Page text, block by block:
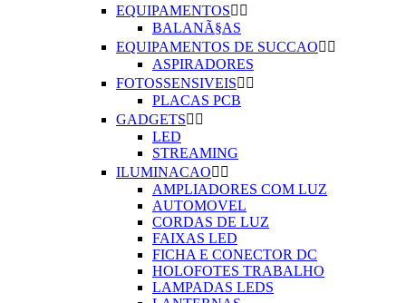
EQUIPAMENTOS 
BALANÃ§AS
EQUIPAMENTOS DE SUCCAO 
ASPIRADORES
FOTOSSENSIVEIS 
PLACAS PCB
GADGETS 
LED
STREAMING
ILUMINACAO 
AMPLIADORES COM LUZ
AUTOMOVEL
CORDAS DE LUZ
FAIXAS LED
FICHA E CONECTOR DC
HOLOFOTES TRABALHO
LAMPADAS LEDS